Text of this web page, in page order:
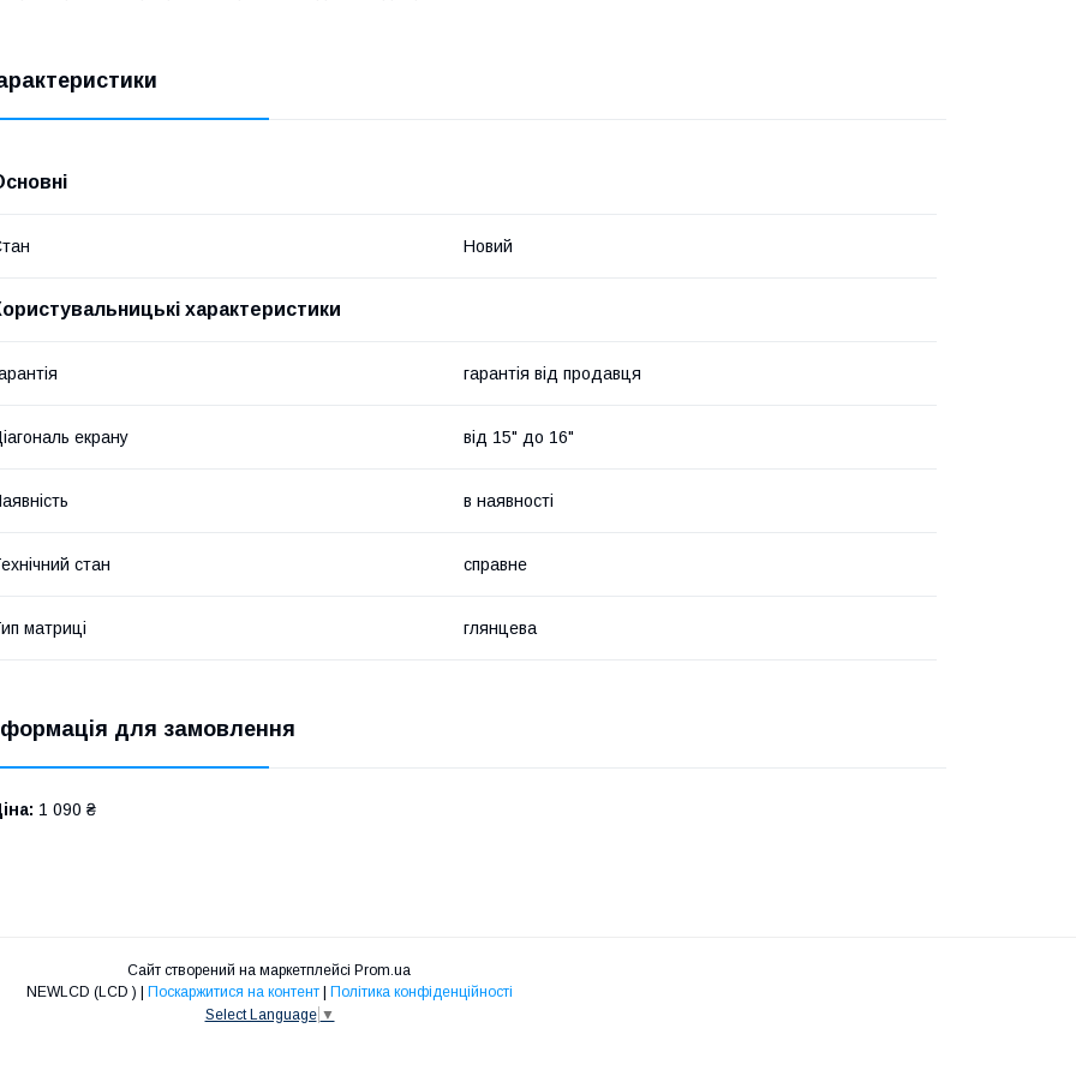
Новий
характеристики
гарантія від продавця
екрану від 15" до 16"
в наявності
стан справне
матриці глянцева
для замовлення
1 090 ₴
Сайт створений на маркетплейсі Prom.ua
NEWLCD (LCD ) | Поскаржитися на контент | Політика конфіденційності
Select Language ▼